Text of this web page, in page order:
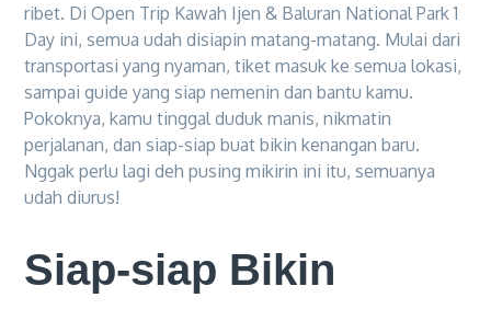
ribet. Di Open Trip Kawah Ijen & Baluran National Park 1
Day ini, semua udah disiapin matang-matang. Mulai dari
transportasi yang nyaman, tiket masuk ke semua lokasi,
sampai guide yang siap nemenin dan bantu kamu.
Pokoknya, kamu tinggal duduk manis, nikmatin
perjalanan, dan siap-siap buat bikin kenangan baru.
Nggak perlu lagi deh pusing mikirin ini itu, semuanya
udah diurus!
Siap-siap Bikin